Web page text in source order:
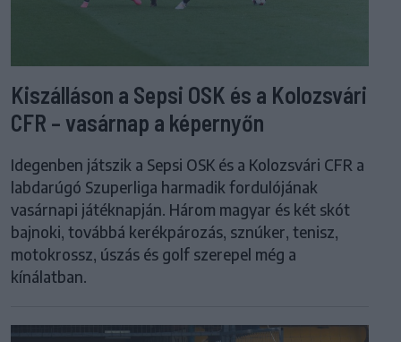
Kiszálláson a Sepsi OSK és a Kolozsvári
CFR – vasárnap a képernyőn
Idegenben játszik a Sepsi OSK és a Kolozsvári CFR a
labdarúgó Szuperliga harmadik fordulójának
vasárnapi játéknapján. Három magyar és két skót
bajnoki, továbbá kerékpározás, sznúker, tenisz,
motokrossz, úszás és golf szerepel még a
kínálatban.